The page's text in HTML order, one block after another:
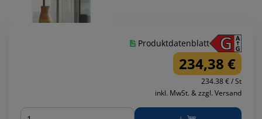
Produktdatenblatt
234,38 €
234.38 € / St
inkl. MwSt. & zzgl. Versand
Menge